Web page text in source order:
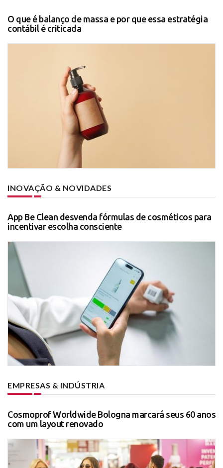
O que é balanço de massa e por que essa estratégia
contábil é criticada
INOVAÇÃO & NOVIDADES
App Be Clean desvenda fórmulas de cosméticos para
incentivar escolha consciente
EMPRESAS & INDÚSTRIA
Cosmoprof Worldwide Bologna marcará seus 60 anos
com um layout renovado